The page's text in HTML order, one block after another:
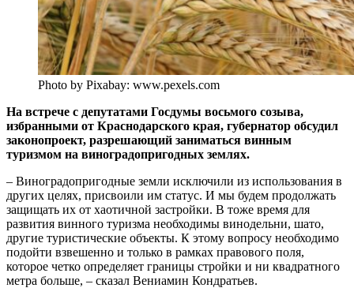
Photo by Pixabay: www.pexels.com
На встрече с депутатами Госдумы восьмого созыва,
избранными от Краснодарского края, губернатор обсудил
законопроект, разрешающий заниматься винным
туризмом на виноградопригодных землях.
– Виноградопригодные земли исключили из использования в
других целях, присвоили им статус. И мы будем продолжать
защищать их от хаотичной застройки. В тоже время для
развития винного туризма необходимы винодельни, шато,
другие туристические объекты. К этому вопросу необходимо
подойти взвешенно и только в рамках правового поля,
которое четко определяет границы стройки и ни квадратного
метра больше, – сказал Вениамин Кондратьев.